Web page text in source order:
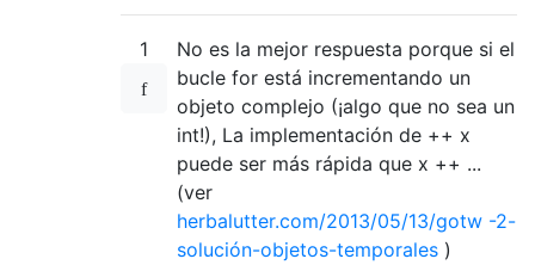
1
No es la mejor respuesta porque si el
bucle for está incrementando un
objeto complejo (¡algo que no sea un
int!), La implementación de ++ x
puede ser más rápida que x ++ ...
(ver
herbalutter.com/2013/05/13/gotw -2-
solución-objetos-temporales )